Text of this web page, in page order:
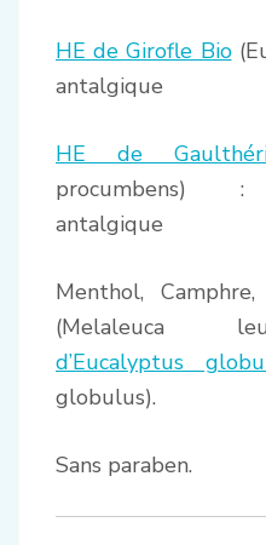
HE de Girofle Bio
antalgique
HE de
procumbens) :
antalgique
Menthol,
(Melaleuca
d’Eucalyptus
globulus).
Sans paraben.